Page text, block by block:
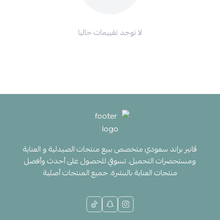
لا توجد تقييمات حاليا
ڤانير براند سعودي متخصص ببيع منتجات الصيدلية و العناية
ومستحضرات التجميل. تسوقي للحصول على أحدث وأفضل
منتجات العناية بالبشرة. جميع المنتجات أصلية